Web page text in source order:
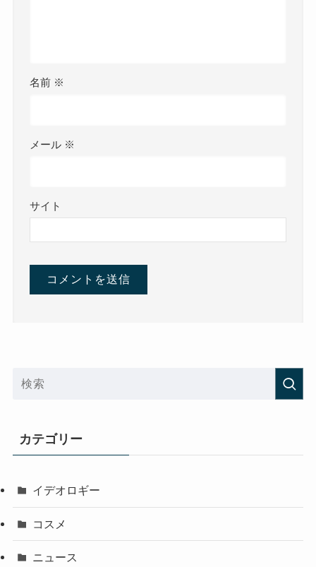
名前 ※
メール ※
サイト
カテゴリー
イデオロギー
コスメ
ニュース